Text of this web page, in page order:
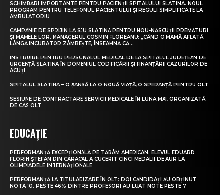
SCHIMBĂRI IMPORTANTE PENTRU PACIENȚII SPITALULUI SLATINA. NOUL
PROGRAM PENTRU TELEFONUL PACIENTULUI ȘI REGULI SIMPLIFICATE LA
AMBULATORIU
CAMPANIE DE SPRIJIN LA SJU SLATINA PENTRU NOU-NĂSCUȚII PREMATURI
ȘI MAMELE LOR. MANAGERUL COSMIN FLOREANU: „CÂND O MAMĂ AFLATĂ
LÂNGĂ INCUBATOR ZÂMBEȘTE, ÎNSEAMNĂ CĂ...
INSTRUIRE PENTRU PERSONALUL MEDICAL DE LA SPITALUL JUDEȚEAN DE
URGENȚĂ SLATINA ÎN DOMENIUL CODIFICĂRII ȘI FINANȚĂRII CAZURILOR DE
ACUȚI
SPITALUL SLATINA – O ȘANSĂ LA O NOUĂ VIAȚĂ, O SPERANȚĂ PENTRU OLT
SESIUNE DE CONTRACTARE SERVICII MEDICALE ÎN LUNA MAI, ORGANIZATĂ
DE CAS OLT
EDUCAȚIE
PERFORMANȚĂ EXCEPȚIONALĂ PE TĂRÂM AMERICAN. ELEVUL EDUARD
FLORIN ȘTEFAN DIN CARACAL A CUCERIT CINCI MEDALII DE AUR LA
OLIMPIADELE INTERNAȚIONALE
PERFORMANȚĂ LA TITULARIZARE ÎN OLT: DOI CANDIDAȚI AU OBȚINUT
NOTA 10. PESTE 46% DINTRE PROFESORI AU LUAT NOTE PESTE 7